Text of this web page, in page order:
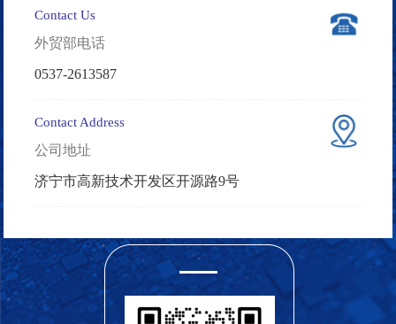
Contact Us
外贸部电话
0537-2613587
Contact Address
公司地址
济宁市高新技术开发区开源路9号